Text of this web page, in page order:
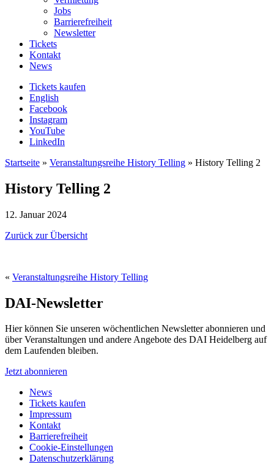
Jobs
Barrierefreiheit
Newsletter
Tickets
Kontakt
News
Tickets kaufen
English
Facebook
Instagram
YouTube
LinkedIn
Startseite » Veranstaltungsreihe History Telling » History Telling 2
History Telling 2
12. Januar 2024
Zurück zur Übersicht
« Veranstaltungsreihe History Telling
DAI-Newsletter
Hier können Sie unseren wöchentlichen Newsletter abonnieren und
über Veranstaltungen und andere Angebote des DAI Heidelberg auf
dem Laufenden bleiben.
Jetzt abonnieren
News
Tickets kaufen
Impressum
Kontakt
Barrierefreiheit
Cookie-Einstellungen
Datenschutzerklärung